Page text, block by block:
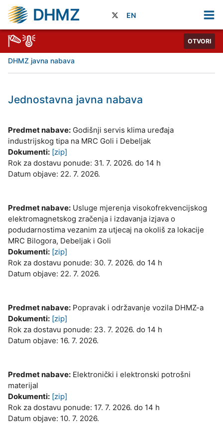
DHMZ EN
OTVORI
DHMZ javna nabava
Jednostavna javna nabava
Predmet nabave: Godišnji servis klima uređaja
industrijskog tipa na MRC Goli i Debeljak
Dokumenti: [zip]
Rok za dostavu ponude: 31. 7. 2026. do 14 h
Datum objave: 22. 7. 2026.
Predmet nabave: Usluge mjerenja visokofrekvencijskog
elektromagnetskog zračenja i izdavanja izjava o
podudarnostima vezanim za utjecaj na okoliš za lokacije
MRC Bilogora, Debeljak i Goli
Dokumenti: [zip]
Rok za dostavu ponude: 30. 7. 2026. do 14 h
Datum objave: 22. 7. 2026.
Predmet nabave: Popravak i održavanje vozila DHMZ-a
Dokumenti: [zip]
Rok za dostavu ponude: 23. 7. 2026. do 14 h
Datum objave: 16. 7. 2026.
Predmet nabave: Elektronički i elektronski potrošni
materijal
Dokumenti: [zip]
Rok za dostavu ponude: 17. 7. 2026. do 14 h
Datum objave: 10. 7. 2026.